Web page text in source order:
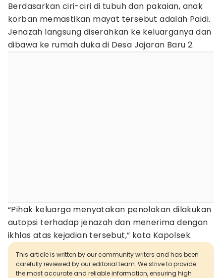
Berdasarkan ciri-ciri di tubuh dan pakaian, anak
korban memastikan mayat tersebut adalah Paidi.
Jenazah langsung diserahkan ke keluarganya dan
dibawa ke rumah duka di Desa Jajaran Baru 2.
“Pihak keluarga menyatakan penolakan dilakukan
autopsi terhadap jenazah dan menerima dengan
ikhlas atas kejadian tersebut,” kata Kapolsek.
This article is written by our community writers and has been
carefully reviewed by our editorial team. We strive to provide
the most accurate and reliable information, ensuring high